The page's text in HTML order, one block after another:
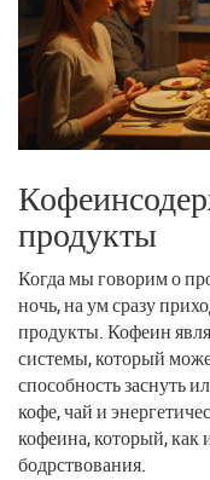
продукты
Когда мы говорим о
ночь, на ум сразу
продукты. Кофеин
системы, который
способность заснуть
кофе, чай и
кофеина, который, как
бодрствования.